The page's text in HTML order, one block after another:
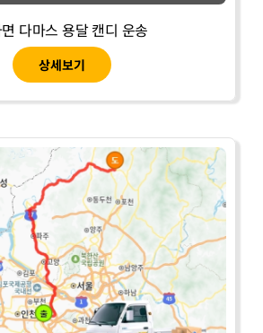
다마스 용달 캔디 운송
상세보기